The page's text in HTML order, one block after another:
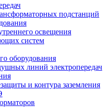
подстанций
освещения
систем
оборудования
линий электропередач
и контура заземления